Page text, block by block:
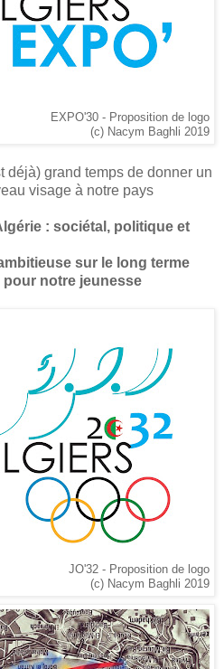
EXPO'30 - Proposition de logo
(c) Nacym Baghli 2019
déjà) grand temps de donner un
visage à notre pays
: sociétal, politique et
sur le long terme
notre jeunesse
JO'32 - Proposition de logo
(c) Nacym Baghli 2019